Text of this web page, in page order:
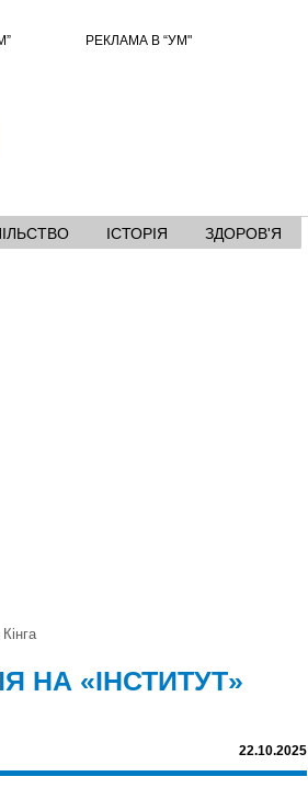
РЕКЛАМА В “УМ"
ІСТОРІЯ ЗДОРОВ'Я
НА «ІНСТИТУТ»
22.10.2025